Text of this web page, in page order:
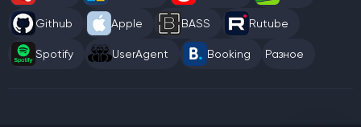
Github Apple BASS Rutube
Spotify UserAgent Booking Разное